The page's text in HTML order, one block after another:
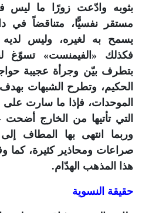
بثوبه وادّعت زورًا ما ليس
مستقر نفسيًّا، متناقضاً في
يسمح به لغيره، وليس
فكذلك «الفيمنست» تسوّغ
بتطرف بيّن وجرأة عجيبة
الحكيم، وتطرح الشبهات
الموحدات، فإذا ما سارت على
التي تأتيها من الخارج أضحت
وربما انتهى بها المطاف
صراعات ومحاذير كثيرة، كما
هذا المذهب الهدّام.
حقيقة النسوية